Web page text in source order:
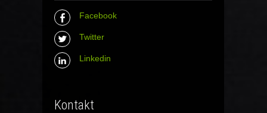
Facebook
Twitter
Linkedin
Kontakt